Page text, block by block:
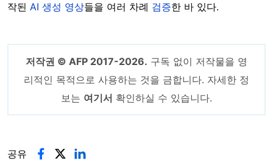
작된 AI 생성 영상들을 여러 차례 검증한 바 있다.
저작권 © AFP 2017-2026. 구독 없이 저작물을 영
리적인 목적으로 사용하는 것을 금합니다. 자세한 정
보는 여기서 확인하실 수 있습니다.
공유